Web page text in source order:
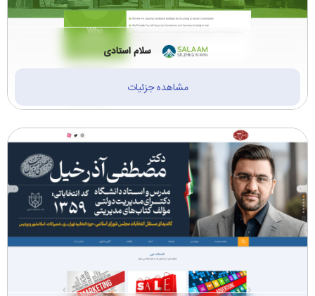
آموزشی و مشاوره
لوازم التحریر و نوشت
افزار (1)
سلام استادی
مشاهده جزئیات